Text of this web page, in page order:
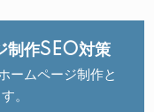
制作SEO対策
ームページ制作と
。